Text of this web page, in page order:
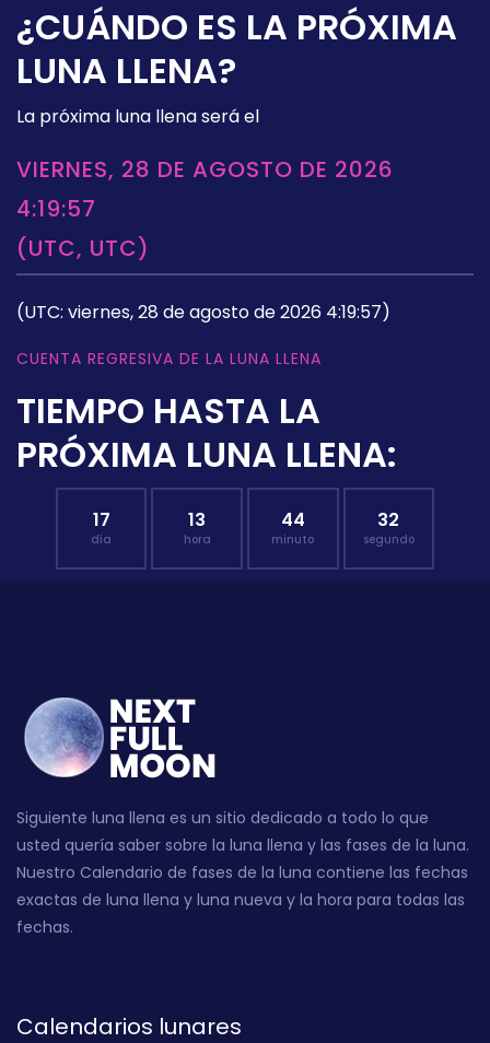
¿CUÁNDO ES LA PRÓXIMA
LUNA LLENA?
La próxima luna llena será el
VIERNES, 28 DE AGOSTO DE 2026
4:19:57
(UTC, UTC)
(UTC: viernes, 28 de agosto de 2026 4:19:57)
CUENTA REGRESIVA DE LA LUNA LLENA
TIEMPO HASTA LA
PRÓXIMA LUNA LLENA:
17
día
13
hora
44
minuto
31
segundo
Siguiente luna llena es un sitio dedicado a todo lo que
usted quería saber sobre la luna llena y las fases de la luna.
Nuestro Calendario de fases de la luna contiene las fechas
exactas de luna llena y luna nueva y la hora para todas las
fechas.
Calendarios lunares